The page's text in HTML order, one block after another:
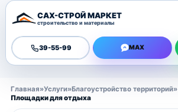
САХ-СТРОЙ МАРКЕТ
строительство и материалы
39-55-99 MAX
Главная»Услуги»Благоустройство территорий»
Площадки для отдыха